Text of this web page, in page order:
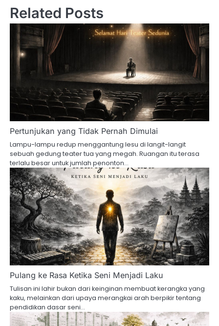
Related Posts
Pertunjukan yang Tidak Pernah Dimulai
Lampu-lampu redup menggantung lesu di langit-langit
sebuah gedung teater tua yang megah. Ruangan itu terasa
terlalu besar untuk jumlah penonton…
Pulang ke Rasa Ketika Seni Menjadi Laku
Tulisan ini lahir bukan dari keinginan membuat kerangka yang
kaku, melainkan dari upaya merangkai arah berpikir tentang
pendidikan dasar seni…